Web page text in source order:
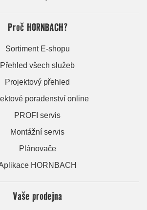
Proč HORNBACH?
Sortiment E-shopu
Přehled všech služeb
Projektový přehled
poradenství online
PROFI servis
Montážní servis
Plánovače
HORNBACH
Vaše prodejna